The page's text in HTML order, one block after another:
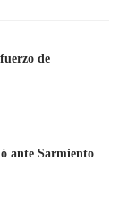
de
ante Sarmiento